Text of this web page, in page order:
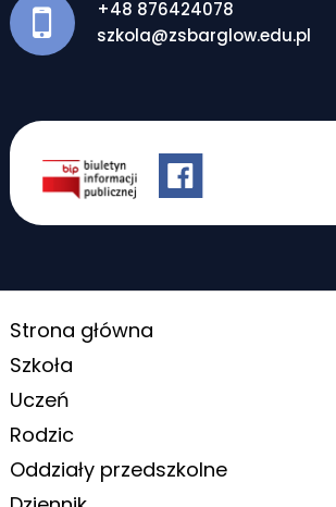
+48 876424078
szkola@zsbarglow.edu.pl
Strona główna
Szkoła
Uczeń
Rodzic
Oddziały przedszkolne